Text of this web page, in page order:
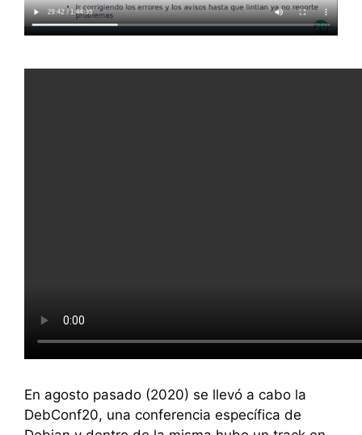
En agosto pasado (2020) se llevó a cabo la
DebConf20, una conferencia específica de